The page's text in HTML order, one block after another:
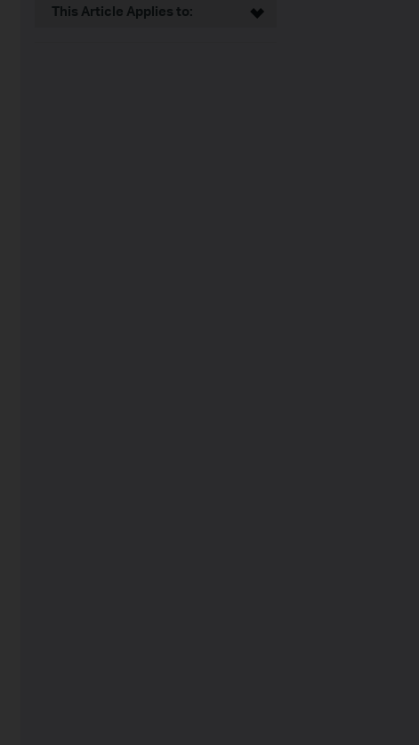
This Article Applies to: